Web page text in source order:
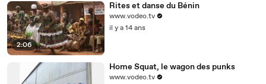
2:06
Rites et danse du Bénin
www.vodeo.tv
il y a 14 ans
Home Squat, le wagon des punks
www.vodeo.tv